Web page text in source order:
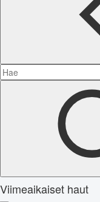
Viimeaikaiset haut